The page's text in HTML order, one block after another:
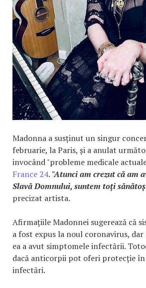
Madonna a susținut un singur
februarie, la Paris, și a anulat
invocând "probleme medicale
France 24. "Atunci am crezut că am
Slavă Domnului, suntem toți
precizat artista.
Afirmațiile Madonnei sugerează că
a fost expus la noul coronavirus, dar
ea a avut simptomele infectării.
dacă anticorpii pot oferi protecție
infectări.